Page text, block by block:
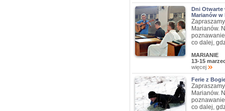
Dni Otwarte
Marianów w
Marianów.
co dalej,
MARIANIE
13-15
więcej
Ferie z
Marianów.
co dalej,